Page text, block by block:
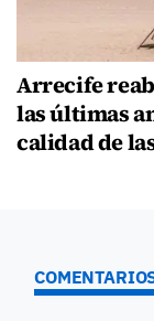
Arrecife
las últimas
calidad de